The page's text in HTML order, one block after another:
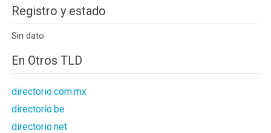
Registro y estado
Sin dato
En Otros TLD
directorio.com.mx
directorio.be
directorio.net